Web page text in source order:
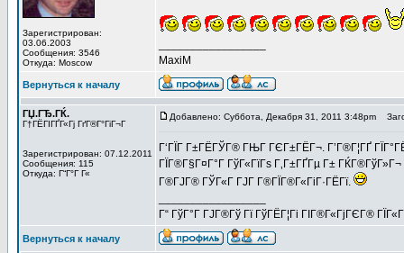
Зарегистрирован:
03.06.2003
Сообщения: 3546
Откуда: Moscow
MaxiM
Вернуться к началу
ГЏ.ГЂ.ГЌ.
Г†ГЁГІГҐГ«Гј ГґГ®Г°ГіГ¬Г
Зарегистрирован: 07.12.2011
Сообщения: 115
Откуда: Г“Г°Г Г«
Добавлено: Суббота, Декабря 31, 2011 3:48pm
Г‘ГЇГ Г±ГЁГЎГ® ГЊГ ГЄГ±ГЁГ¬. Г’Г®Г¦ГҐ
ГЇГ®Г§Г¤Г°Г ГўГ«ГїГѕ Г‚Г±ГҐГµ Г±
Г®ГЈГ® ГЎГ«Г ГЈГ Г®ГЇГ®Г«ГіГ·ГЁГї.
Г“ ГўГ°Г ГЈГ®Гў Гї ГўГЁГ¦Гі ГІГ®Г«ГјГЄГ®
Вернуться к началу